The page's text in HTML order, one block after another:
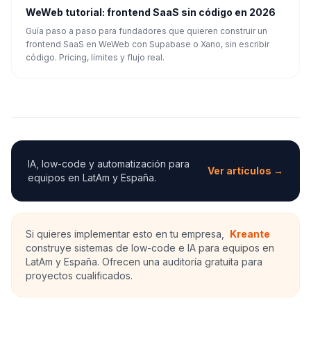
WeWeb tutorial: frontend SaaS sin código en 2026
Guía paso a paso para fundadores que quieren construir un
frontend SaaS en WeWeb con Supabase o Xano, sin escribir
código. Pricing, límites y flujo real.
IA, low-code y automatización para
equipos en LatAm y España.
Ver artículos →
Si quieres implementar esto en tu empresa,
Kreante
construye sistemas de low-code e IA para equipos en
LatAm y España. Ofrecen una auditoría gratuita para
proyectos cualificados.